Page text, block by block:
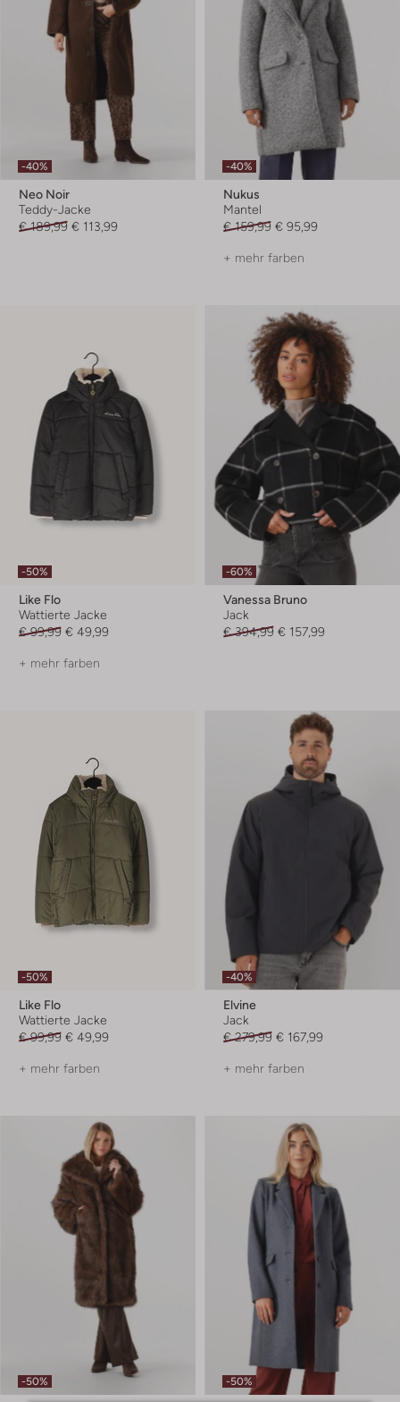
-40%
Neo Noir
Teddy-Jacke
€ 189,99 € 113,99
-40%
Nukus
Mantel
€ 159,99 € 95,99
+ mehr farben
-50%
Like Flo
Wattierte Jacke
€ 99,99 € 49,99
+ mehr farben
-60%
Vanessa Bruno
Jack
€ 394,99 € 157,99
-50%
Like Flo
Wattierte Jacke
€ 99,99 € 49,99
+ mehr farben
-40%
Elvine
Jack
€ 279,99 € 167,99
+ mehr farben
-50% -50%